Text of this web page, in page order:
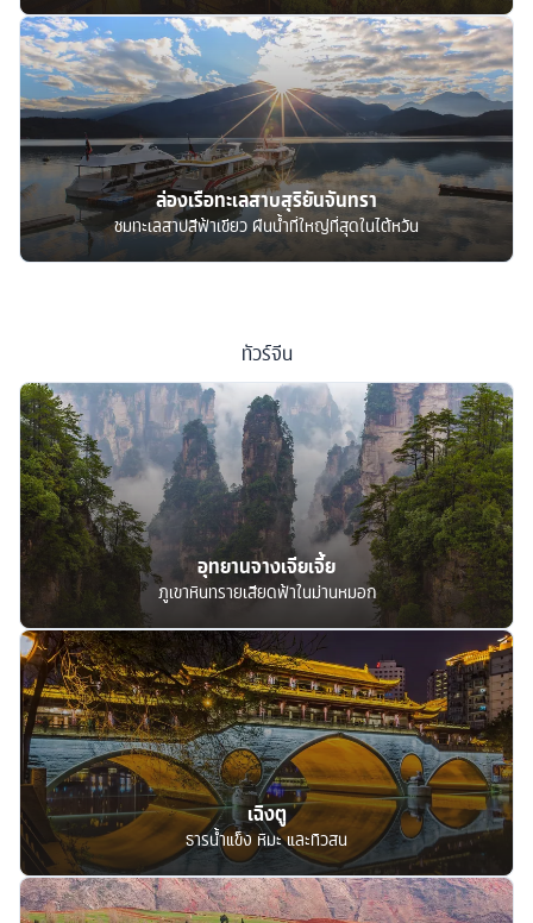
ล่องเรือทะเลสาบสุริยันจันทรา
ชมทะเลสาปสีฟ้าเขียว ผืนน้ำที่ใหญ่ที่สุดในไต้หวัน
ทัวร์จีน
อุทยานจางเจียเจี้ย
ภูเขาหินทรายเสียดฟ้าในม่านหมอก
เฉิงตู
ธารน้ำแข็ง หิมะ และทิวสน